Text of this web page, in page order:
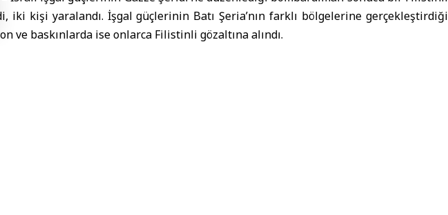
iki kişi yaralandı. İşgal güçlerinin Batı Şeria’nın farklı bölgelerine gerçekleştirdiği
ve baskınlarda ise onlarca Filistinli gözaltına alındı.